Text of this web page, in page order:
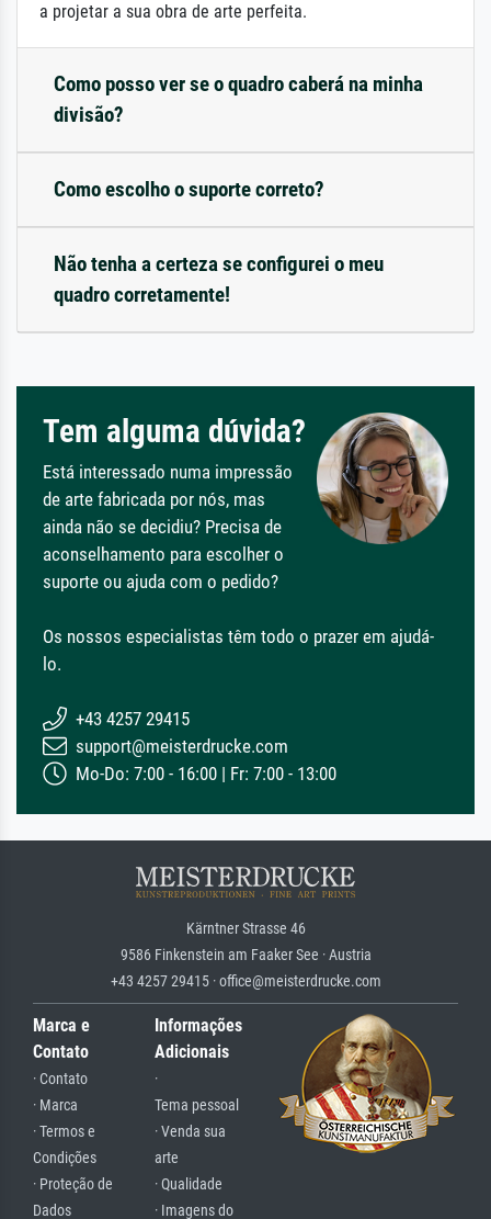
a projetar a sua obra de arte perfeita.
Como posso ver se o quadro caberá na minha
divisão?
Como escolho o suporte correto?
Não tenha a certeza se configurei o meu
quadro corretamente!
Tem alguma dúvida?
Está interessado numa impressão
de arte fabricada por nós, mas
ainda não se decidiu? Precisa de
aconselhamento para escolher o
suporte ou ajuda com o pedido?
Os nossos especialistas têm todo o prazer em ajudá-
lo.
+43 4257 29415
support@meisterdrucke.com
Mo-Do: 7:00 - 16:00 | Fr: 7:00 - 13:00
Kärntner Strasse 46
9586 Finkenstein am Faaker See · Austria
+43 4257 29415 · office@meisterdrucke.com
Marca e
Contato
· Contato
· Marca
· Termos e
Condições
· Proteção de
Dados
Informações
Adicionais
·
Tema pessoal
· Venda sua
arte
· Qualidade
· Imagens do